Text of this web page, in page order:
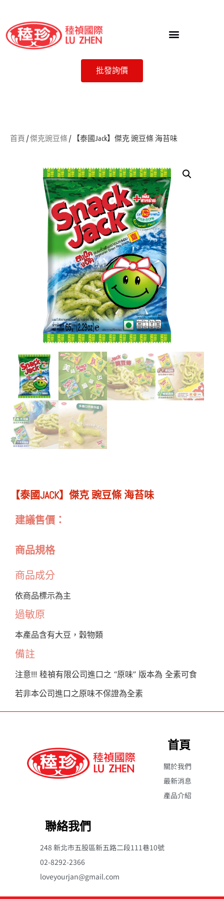
批發詢價
首頁 /傑克豌豆條 / 【泰國Jack】傑克 豌豆條 海苔味
【泰國JACK】傑克 豌豆條 海苔味
建議售價：
商品規格
商品成分
依商品標示為主
過敏原
本產品含有大豆，穀物類
備註
注意!!! 稑禎有限公司進口之 “原味” 版本為 全素可食
若非本公司進口之原味不保證為全素
首頁
關於我們
最新消息
產品介紹
聯絡我們
248 新北市五股區新五路二段111巷10號
02-8292-2366
loveyourjan@gmail.com